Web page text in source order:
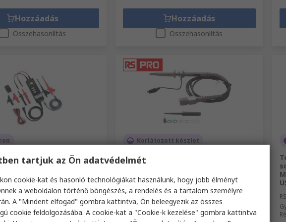
Hozzáadás
Összehasonlítás
Hozzáadás
Összehasonlítás
szonda TT-SI
Aktív, 70 MHz, 700
238-7383
TT-SI 8071
Korlátozott készlet
RS PRO Oszcilloszkóp szonda
Passzív, 100 MHz, 600 V, BNC, 1
RS raktári szám120-103
tartjuk az Ön adatvédelmét
cookie-kat és hasonló technológiákat használunk, hogy jobb élményt
a weboldalon történő böngészés, a rendelés és a tartalom személyre
A "Mindent elfogad" gombra kattintva, Ön beleegyezik az összes
cookie feldolgozásába. A cookie-kat a "Cookie-k kezelése" gombra kattintva